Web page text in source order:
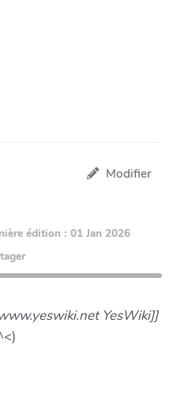
Modifier
édition : 01 Jan 2026
YesWiki]]